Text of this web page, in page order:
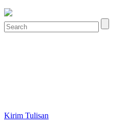
Kirim Tulisan